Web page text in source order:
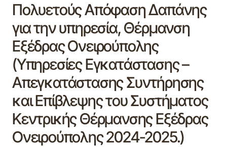
Πολυετούς Απόφαση Δαπάνης
για την υπηρεσία, Θέρμανση
Εξέδρας Ονειρούπολης
(Υπηρεσίες Εγκατάστασης –
Απεγκατάστασης Συντήρησης
και Επίβλεψης του Συστήματος
Κεντρικής Θέρμανσης Εξέδρας
Ονειρούπολης 2024-2025.)